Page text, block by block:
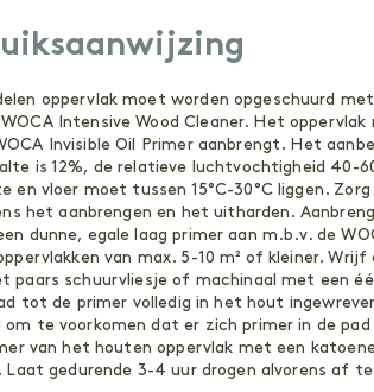
oppervlak moet worden opgeschuurd met
Intensive Wood Cleaner. Het
Invisible Oil Primer aanbrengt. Het
is 12%, de relatieve luchtvochtigheid 40-
en vloer moet tussen 15°C-30°C liggen.
het aanbrengen en het uitharden.
dunne, egale laag primer aan m.b.v. de
van max. 5-10 m² of kleiner.
paars schuurvliesje of machinaal met een
tot de primer volledig in het hout
om te voorkomen dat er zich primer in de
van het houten oppervlak met een
Laat gedurende 3-4 uur drogen alvorens af